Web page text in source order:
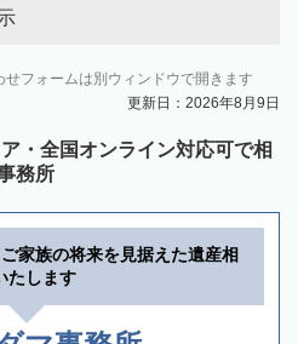
フォームは別ウィンドウで開きます
更新日：2026年8月9日
・全国オンライン対応可で相
務所
家族の将来を見据えた遺産相
たします